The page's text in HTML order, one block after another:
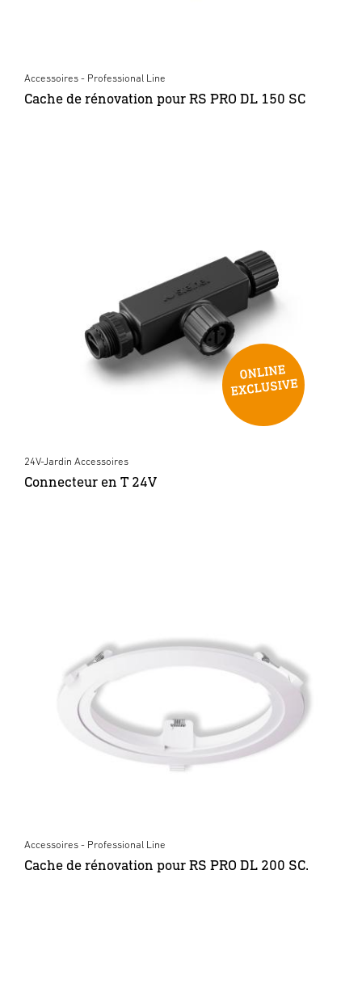
Accessoires - Professional Line
Cache de rénovation pour RS PRO DL 150 SC
24V-Jardin Accessoires
Connecteur en T 24V
Accessoires - Professional Line
Cache de rénovation pour RS PRO DL 200 SC.